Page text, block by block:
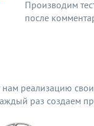
Производим
после
реализацию
раз создаем